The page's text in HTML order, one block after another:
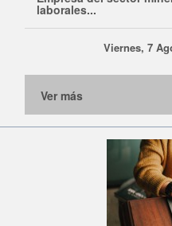
laborales...
Viernes, 7
Ver más